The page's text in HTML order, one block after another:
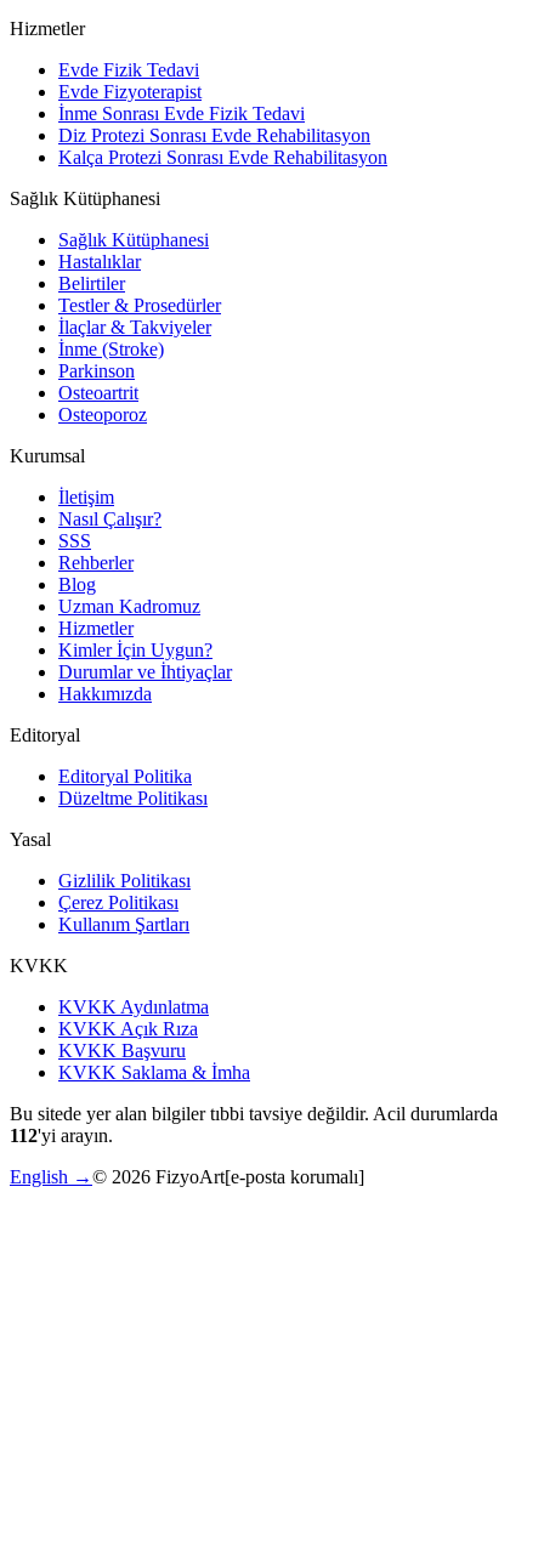
Hizmetler
Evde Fizik Tedavi
Evde Fizyoterapist
İnme Sonrası Evde Fizik Tedavi
Diz Protezi Sonrası Evde Rehabilitasyon
Kalça Protezi Sonrası Evde Rehabilitasyon
Sağlık Kütüphanesi
Sağlık Kütüphanesi
Hastalıklar
Belirtiler
Testler & Prosedürler
İlaçlar & Takviyeler
İnme (Stroke)
Parkinson
Osteoartrit
Osteoporoz
Kurumsal
İletişim
Nasıl Çalışır?
SSS
Rehberler
Blog
Uzman Kadromuz
Hizmetler
Kimler İçin Uygun?
Durumlar ve İhtiyaçlar
Hakkımızda
Editoryal
Editoryal Politika
Düzeltme Politikası
Yasal
Gizlilik Politikası
Çerez Politikası
Kullanım Şartları
KVKK
KVKK Aydınlatma
KVKK Açık Rıza
KVKK Başvuru
KVKK Saklama & İmha
Bu sitede yer alan bilgiler tıbbi tavsiye değildir. Acil durumlarda
112'yi arayın.
English →© 2026 FizyoArt[e-posta korumalı]